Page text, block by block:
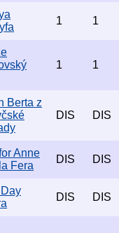
1 1
1 1
Berta z
DIS DIS
Anne
Fera
DIS DIS
DIS DIS